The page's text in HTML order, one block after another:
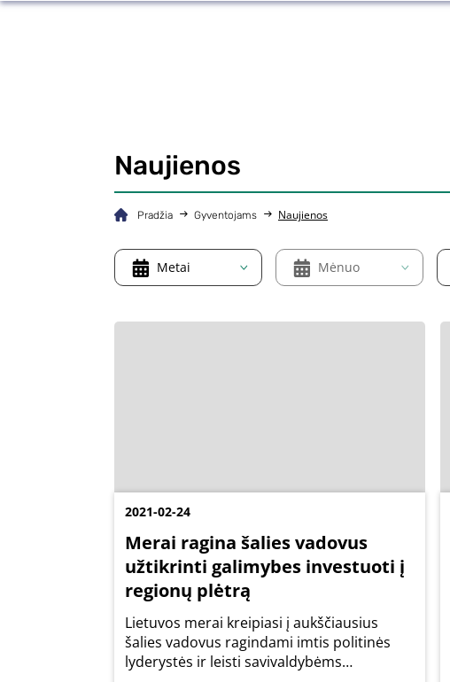
Naujienos
Pradžia Gyventojams Naujienos
Metai Mėnuo
2021-02-24
Merai ragina šalies vadovus
užtikrinti galimybes investuoti į
regionų plėtrą
Lietuvos merai kreipiasi į aukščiausius
šalies vadovus ragindami imtis politinės
lyderystės ir leisti savivaldybėms